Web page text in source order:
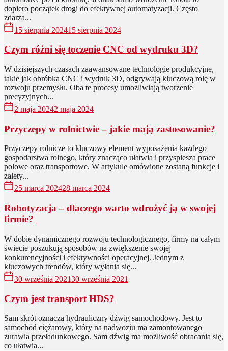
dopiero początek drogi do efektywnej automatyzacji. Często
zdarza...
15 sierpnia 202415 sierpnia 2024
Czym różni się toczenie CNC od wydruku 3D?
W dzisiejszych czasach zaawansowane technologie produkcyjne,
takie jak obróbka CNC i wydruk 3D, odgrywają kluczową rolę w
rozwoju przemysłu. Oba te procesy umożliwiają tworzenie
precyzyjnych...
2 maja 20242 maja 2024
Przyczepy w rolnictwie – jakie mają zastosowanie?
Przyczepy rolnicze to kluczowy element wyposażenia każdego
gospodarstwa rolnego, który znacząco ułatwia i przyspiesza prace
polowe oraz transportowe. W artykule omówione zostaną funkcje i
zalety...
25 marca 202428 marca 2024
Robotyzacja – dlaczego warto wdrożyć ją w swojej
firmie?
W dobie dynamicznego rozwoju technologicznego, firmy na całym
świecie poszukują sposobów na zwiększenie swojej
konkurencyjności i efektywności operacyjnej. Jednym z
kluczowych trendów, który wyłania się...
30 września 202130 września 2021
Czym jest transport HDS?
Sam skrót oznacza hydrauliczny dźwig samochodowy. Jest to
samochód ciężarowy, który na nadwoziu ma zamontowanego
żurawia przeładunkowego. Sam dźwig ma możliwość obracania się,
co ułatwia...